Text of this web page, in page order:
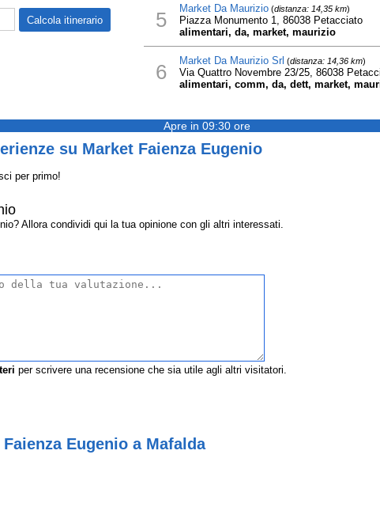
5 Market Da Maurizio(distanza: 14,35 km)
Piazza Monumento 1, 86038 Petacciato
alimentari, da, market, maurizio
6 Market Da Maurizio Srl (distanza: 14,36 km)
Via Quattro Novembre 23/25, 86038
alimentari, comm, da, dett, market,
Apre in 09:30 ore
su Market Faienza Eugenio
per primo!
Allora condividi qui la tua opinione con gli altri interessati.
per scrivere una recensione che sia utile agli altri visitatori.
Eugenio a Mafalda